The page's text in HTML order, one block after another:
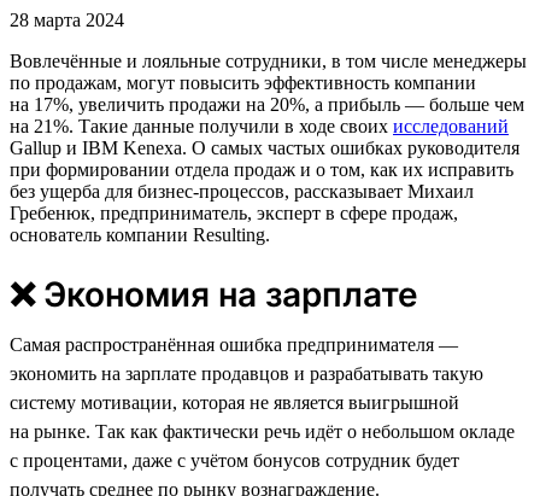
28 марта 2024
Вовлечённые и лояльные сотрудники, в том числе менеджеры
по продажам, могут повысить эффективность компании
на 17%, увеличить продажи на 20%, а прибыль — больше чем
на 21%. Такие данные получили в ходе своих исследований
Gallup и IBM Kenexa. О самых частых ошибках руководителя
при формировании отдела продаж и о том, как их исправить
без ущерба для бизнес-процессов, рассказывает Михаил
Гребенюк, предприниматель, эксперт в сфере продаж,
основатель компании Resulting.
❌ Экономия на зарплате
Самая распространённая ошибка предпринимателя —
экономить на зарплате продавцов и разрабатывать такую
систему мотивации, которая не является выигрышной
на рынке. Так как фактически речь идёт о небольшом окладе
с процентами, даже с учётом бонусов сотрудник будет
получать среднее по рынку вознаграждение.